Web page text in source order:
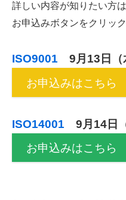
詳しい内容が知りたい方
お申込みボタンをクリッ
ISO9001 9月13日
お申込みはこち
ISO14001 9月14
お申込みはこち